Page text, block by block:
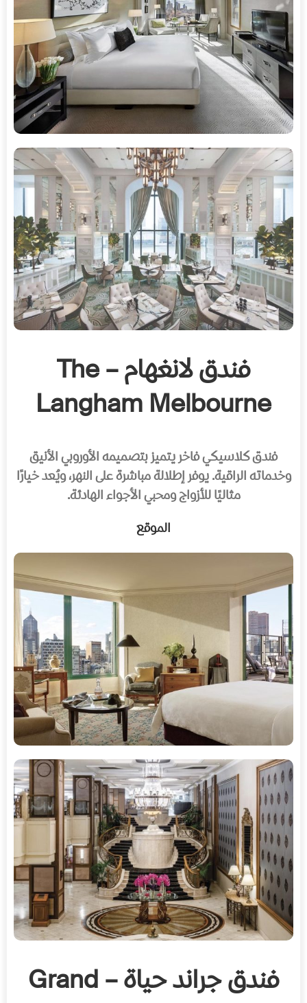
فندق لانغهام – The
Langham Melbourne
فندق كلاسيكي فاخر يتميز بتصميمه الأوروبي الأنيق
وخدماته الراقية. يوفر إطلالة مباشرة على النهر، ويُعد خيارًا
مثاليًا للأزواج ومحبي الأجواء الهادئة.
الموقع
فندق جراند حياة – Grand